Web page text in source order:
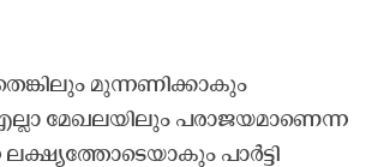
മുന്നണിക്കാകും
മേഖലയിലും പരാജയമാണെന്ന
ലക്ഷ്യത്തോടെയാകും പാർട്ടി